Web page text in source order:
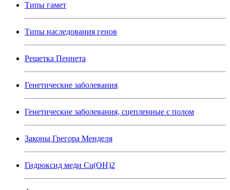
Типы гамет
Типы наследования генов
Решетка Пеннета
Генетические заболевания
Генетические заболевания, сцепленные с полом
Законы Грегора Менделя
Гидроксид меди Cu(OH)2